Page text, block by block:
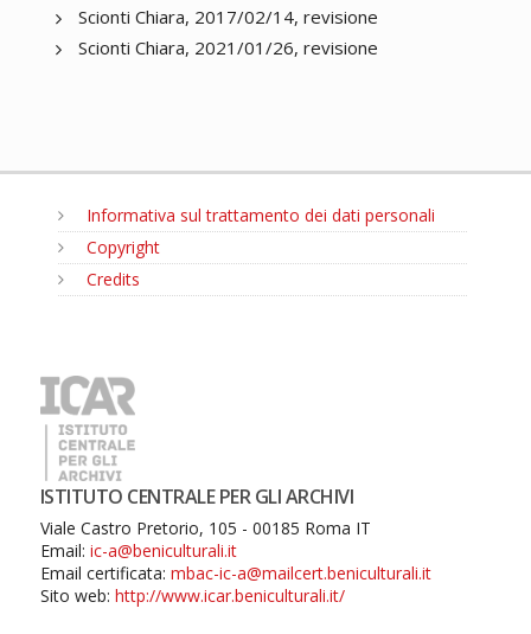
Scionti Chiara, 2017/02/14, revisione
Scionti Chiara, 2021/01/26, revisione
Informativa sul trattamento dei dati personali
Copyright
Credits
ISTITUTO CENTRALE PER GLI ARCHIVI
Viale Castro Pretorio, 105 - 00185 Roma IT
Email: ic-a@beniculturali.it
Email certificata: mbac-ic-a@mailcert.beniculturali.it
Sito web: http://www.icar.beniculturali.it/